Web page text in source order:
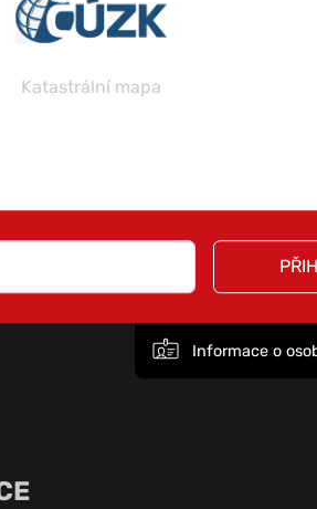
Katastrální mapa
Informace o